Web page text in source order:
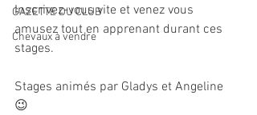
GAZETTE DU CLUB
Chevaux à vendre
Inscrivez-vous vite et venez vous
amusez tout en apprenant durant ces
stages.
Stages animés par Gladys et Angeline
😉